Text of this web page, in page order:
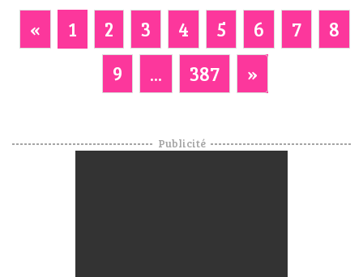
« 1 2 3 4 5 6 7
8
9
... 387 »
Publicité